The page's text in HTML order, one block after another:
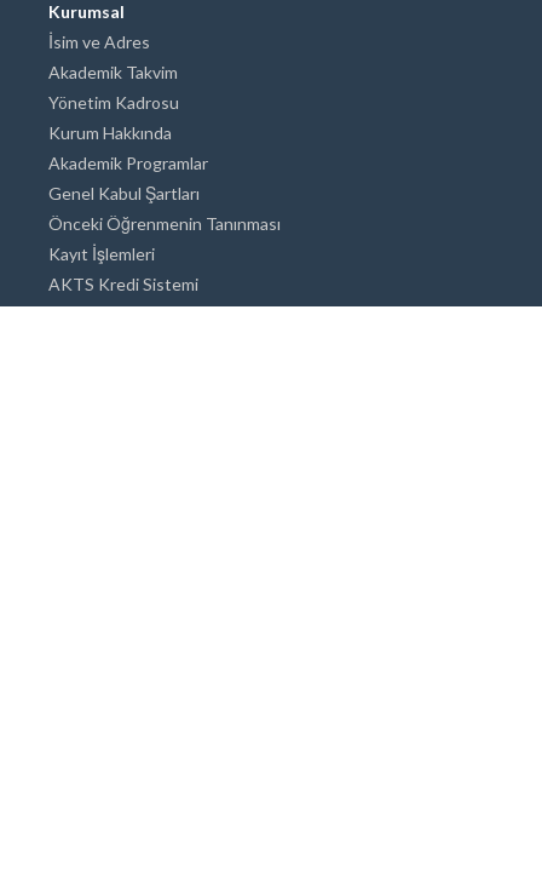
Kurumsal
İsim ve Adres
Akademik Takvim
Yönetim Kadrosu
Kurum Hakkında
Akademik Programlar
Genel Kabul Şartları
Önceki Öğrenmenin Tanınması
Kayıt İşlemleri
AKTS Kredi Sistemi